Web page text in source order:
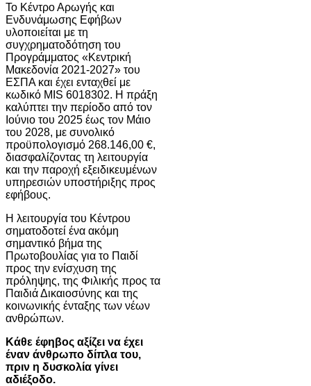
Το Κέντρο Αρωγής και
Ενδυνάμωσης Εφήβων
υλοποιείται με τη
συγχρηματοδότηση του
Προγράμματος «Κεντρική
Μακεδονία 2021-2027» του
ΕΣΠΑ και έχει ενταχθεί με
κωδικό MIS 6018302. Η πράξη
καλύπτει την περίοδο από τον
Ιούνιο του 2025 έως τον Μάιο
του 2028, με συνολικό
προϋπολογισμό 268.146,00 €,
διασφαλίζοντας τη λειτουργία
και την παροχή εξειδικευμένων
υπηρεσιών υποστήριξης προς
εφήβους.
Η λειτουργία του Κέντρου
σηματοδοτεί ένα ακόμη
σημαντικό βήμα της
Πρωτοβουλίας για το Παιδί
προς την ενίσχυση της
πρόληψης, της Φιλικής προς τα
Παιδιά Δικαιοσύνης και της
κοινωνικής ένταξης των νέων
ανθρώπων.
Κάθε έφηβος αξίζει να έχει
έναν άνθρωπο δίπλα του,
πριν η δυσκολία γίνει
αδιέξοδο.